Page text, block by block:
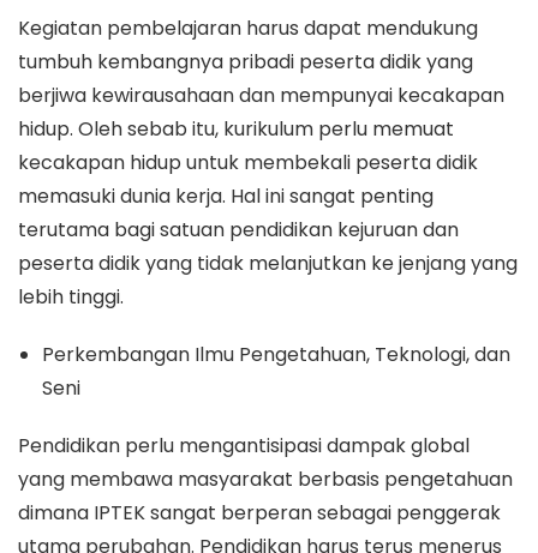
Kegiatan pembelajaran harus dapat mendukung
tumbuh kembangnya pribadi peserta didik yang
berjiwa kewirausahaan dan mempunyai kecakapan
hidup. Oleh sebab itu, kurikulum perlu memuat
kecakapan hidup untuk membekali peserta didik
memasuki dunia kerja. Hal ini sangat penting
terutama bagi satuan pendidikan kejuruan dan
peserta didik yang tidak melanjutkan ke jenjang yang
lebih tinggi.
Perkembangan Ilmu Pengetahuan, Teknologi, dan
Seni
Pendidikan perlu mengantisipasi dampak global
yang membawa masyarakat berbasis pengetahuan
dimana IPTEK sangat berperan sebagai penggerak
utama perubahan. Pendidikan harus terus menerus